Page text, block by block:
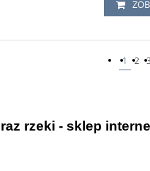
1 2 3
rzeki - sklep